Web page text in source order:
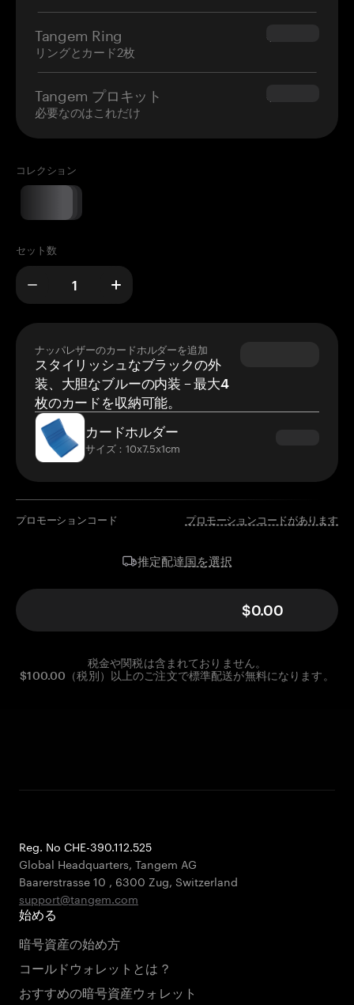
Tangem Ring
リングとカード2枚
$160.00
Tangem プロキット
必要なのはこれだけ
$180.00
コレクション
セット数
ナッパレザーのカードホルダーを追加
スタイリッシュなブラックの外
装、大胆なブルーの内装 – 最大4
枚のカードを収納可能。
カードホルダー
サイズ：10x7.5x1cm
プロモーションコード プロモーションコードがあります
推定配達国を選択
$0.00
税金や関税は含まれておりません。
$100.00（税別）以上のご注文で標準配送が無料になります。
Reg. No CHE-390.112.525
Global Headquarters, Tangem AG
Baarerstrasse 10 , 6300 Zug, Switzerland
support@tangem.com
始める
暗号資産の始め方
コールドウォレットとは？
おすすめの暗号資産ウォレット